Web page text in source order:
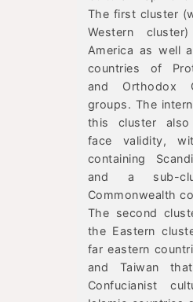
The first cluster
Western
America as well
countries of
and Orthodox
groups. The
this cluster
face validity,
containing
and a sub-
Commonwealth
The second
the Eastern
far eastern
and Taiwan
Confucianist